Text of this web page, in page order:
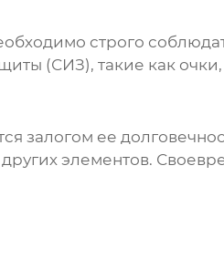
строго
(СИЗ), такие как
залогом ее
элементов.